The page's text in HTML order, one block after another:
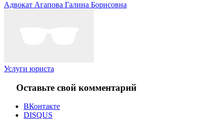
Адвокат Агапова Галина Борисовна
Услуги юриста
Оставьте свой комментарий
ВКонтакте
DISQUS